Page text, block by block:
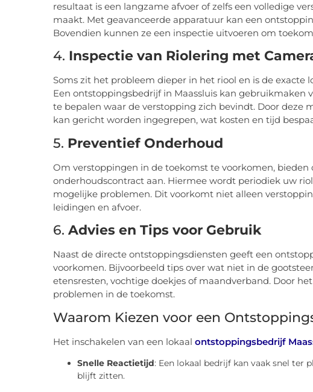
resultaat is een langzame afvoer of zelfs een volledige
maakt. Met geavanceerde apparatuur kan een
Bovendien kunnen ze een inspectie uitvoeren om
4. Inspectie van Riolering met
Soms zit het probleem dieper in het riool en is de
Een ontstoppingsbedrijf in Maassluis kan gebruikmaken
te bepalen waar de verstopping zich bevindt. Door
kan gericht worden ingegrepen, wat kosten en tijd
5. Preventief Onderhoud
Om verstoppingen in de toekomst te voorkomen,
onderhoudscontract aan. Hiermee wordt periodiek uw
mogelijke problemen. Dit voorkomt niet alleen
leidingen en afvoer.
6. Advies en Tips voor Gebruik
Naast de directe ontstoppingsdiensten geeft een
voorkomen. Bijvoorbeeld tips over wat niet in de
etensresten, vochtige doekjes of maandverband. Door
problemen in de toekomst.
Waarom Kiezen voor een
Het inschakelen van een lokaal ontstoppingsbedrijf
Snelle Reactietijd: Een lokaal bedrijf kan vaak snel ter
blijft zitten.